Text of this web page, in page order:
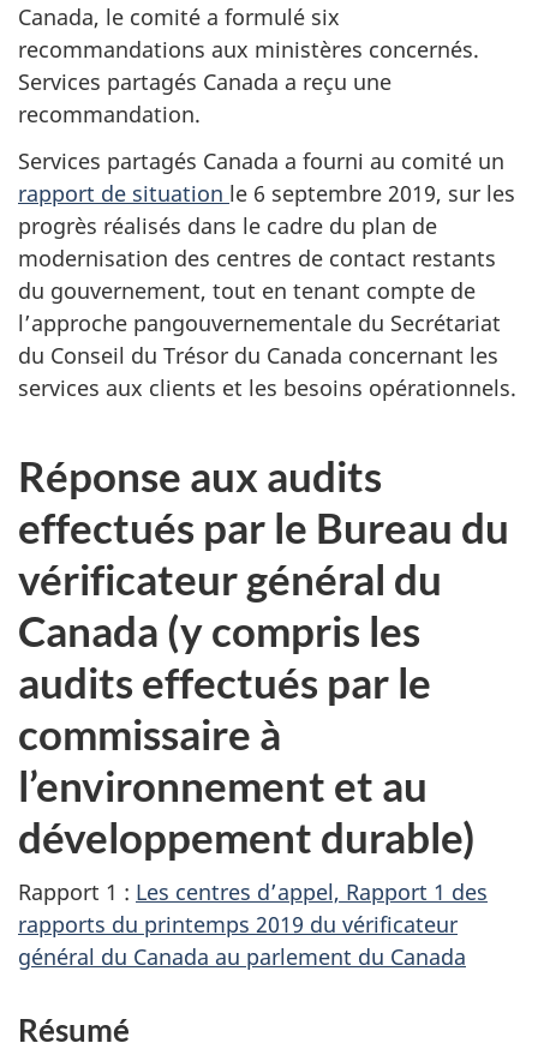
Canada, le comité a formulé six
recommandations aux ministères concernés.
Services partagés Canada a reçu une
recommandation.
Services partagés Canada a fourni au comité un
rapport de situation le 6 septembre 2019, sur les
progrès réalisés dans le cadre du plan de
modernisation des centres de contact restants
du gouvernement, tout en tenant compte de
l’approche pangouvernementale du Secrétariat
du Conseil du Trésor du Canada concernant les
services aux clients et les besoins opérationnels.
Réponse aux audits
effectués par le Bureau du
vérificateur général du
Canada (y compris les
audits effectués par le
commissaire à
l’environnement et au
développement durable)
Rapport 1 : Les centres d’appel, Rapport 1 des
rapports du printemps 2019 du vérificateur
général du Canada au parlement du Canada
Résumé